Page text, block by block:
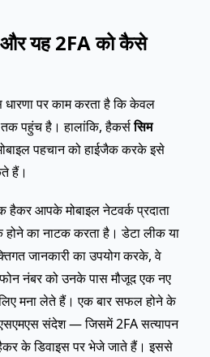
और यह 2FA को कैसे
पर काम करता है कि केवल
पहुंच है। हालांकि, हैकर्ससिम
पहचान को हाईजैक करके इसे
हैं।
हैकर आपके मोबाइल नेटवर्क प्रदाता
का नाटक करता है। डेटा लीक या
जानकारी का उपयोग करके, वे
नंबर को उनके पास मौजूद एक नए
मना लेते हैं। एक बार सफल होने के
संदेश — जिसमें 2FA सत्यापन
के डिवाइस पर भेजे जाते हैं। इससे